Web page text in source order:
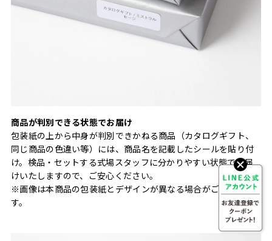
商品が判別できる状態でお届け
包装紙の上から中身が判別できかねる商品（カタログギフト、
同じ商品の色違い等）には、商品名を記載したシールを貼り付
け。検品・セットする式場スタッフに分かりやすい状態でお届
けいたしますので、ご安心ください。
※画像は本商品の包装紙とデザインが異なる場合がございま
す。